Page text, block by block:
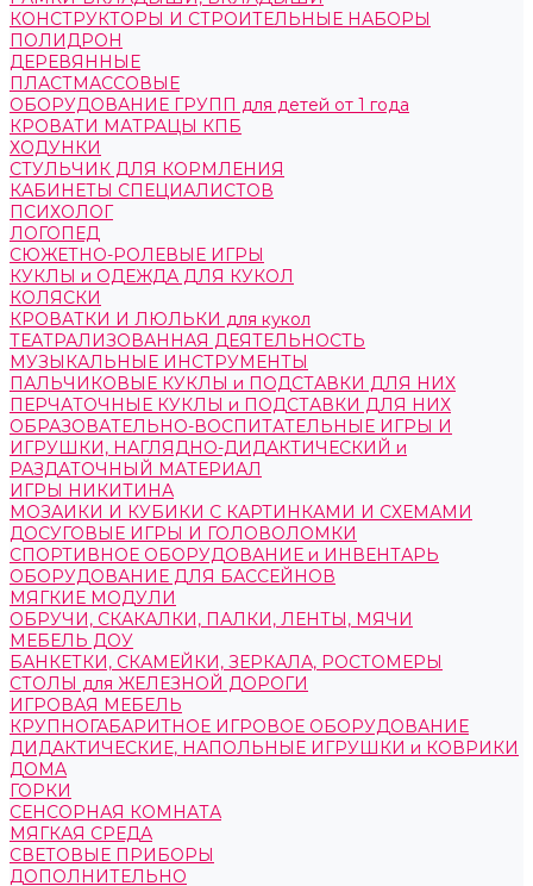
КОНСТРУКТОРЫ И СТРОИТЕЛЬНЫЕ НАБОРЫ
ПОЛИДРОН
ДЕРЕВЯННЫЕ
ПЛАСТМАССОВЫЕ
ОБОРУДОВАНИЕ ГРУПП для детей от 1 года
КРОВАТИ МАТРАЦЫ КПБ
ХОДУНКИ
СТУЛЬЧИК ДЛЯ КОРМЛЕНИЯ
КАБИНЕТЫ СПЕЦИАЛИСТОВ
ПСИХОЛОГ
ЛОГОПЕД
СЮЖЕТНО-РОЛЕВЫЕ ИГРЫ
КУКЛЫ и ОДЕЖДА ДЛЯ КУКОЛ
КОЛЯСКИ
КРОВАТКИ И ЛЮЛЬКИ для кукол
ТЕАТРАЛИЗОВАННАЯ ДЕЯТЕЛЬНОСТЬ
МУЗЫКАЛЬНЫЕ ИНСТРУМЕНТЫ
ПАЛЬЧИКОВЫЕ КУКЛЫ и ПОДСТАВКИ ДЛЯ НИХ
ПЕРЧАТОЧНЫЕ КУКЛЫ и ПОДСТАВКИ ДЛЯ НИХ
ОБРАЗОВАТЕЛЬНО-ВОСПИТАТЕЛЬНЫЕ ИГРЫ И
ИГРУШКИ, НАГЛЯДНО-ДИДАКТИЧЕСКИЙ и
РАЗДАТОЧНЫЙ МАТЕРИАЛ
ИГРЫ НИКИТИНА
МОЗАИКИ И КУБИКИ С КАРТИНКАМИ И СХЕМАМИ
ДОСУГОВЫЕ ИГРЫ И ГОЛОВОЛОМКИ
СПОРТИВНОЕ ОБОРУДОВАНИЕ и ИНВЕНТАРЬ
ОБОРУДОВАНИЕ ДЛЯ БАССЕЙНОВ
МЯГКИЕ МОДУЛИ
ОБРУЧИ, СКАКАЛКИ, ПАЛКИ, ЛЕНТЫ, МЯЧИ
МЕБЕЛЬ ДОУ
БАНКЕТКИ, СКАМЕЙКИ, ЗЕРКАЛА, РОСТОМЕРЫ
СТОЛЫ для ЖЕЛЕЗНОЙ ДОРОГИ
ИГРОВАЯ МЕБЕЛЬ
КРУПНОГАБАРИТНОЕ ИГРОВОЕ ОБОРУДОВАНИЕ
ДИДАКТИЧЕСКИЕ, НАПОЛЬНЫЕ ИГРУШКИ и КОВРИКИ
ДОМА
ГОРКИ
СЕНСОРНАЯ КОМНАТА
МЯГКАЯ СРЕДА
СВЕТОВЫЕ ПРИБОРЫ
ДОПОЛНИТЕЛЬНО